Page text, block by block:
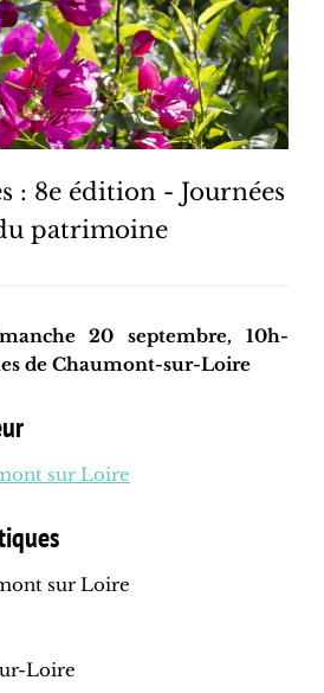
: 8e édition - Journées
patrimoine
20 septembre, 10h-
de Chaumont-sur-Loire
sur Loire
sur Loire
Loire